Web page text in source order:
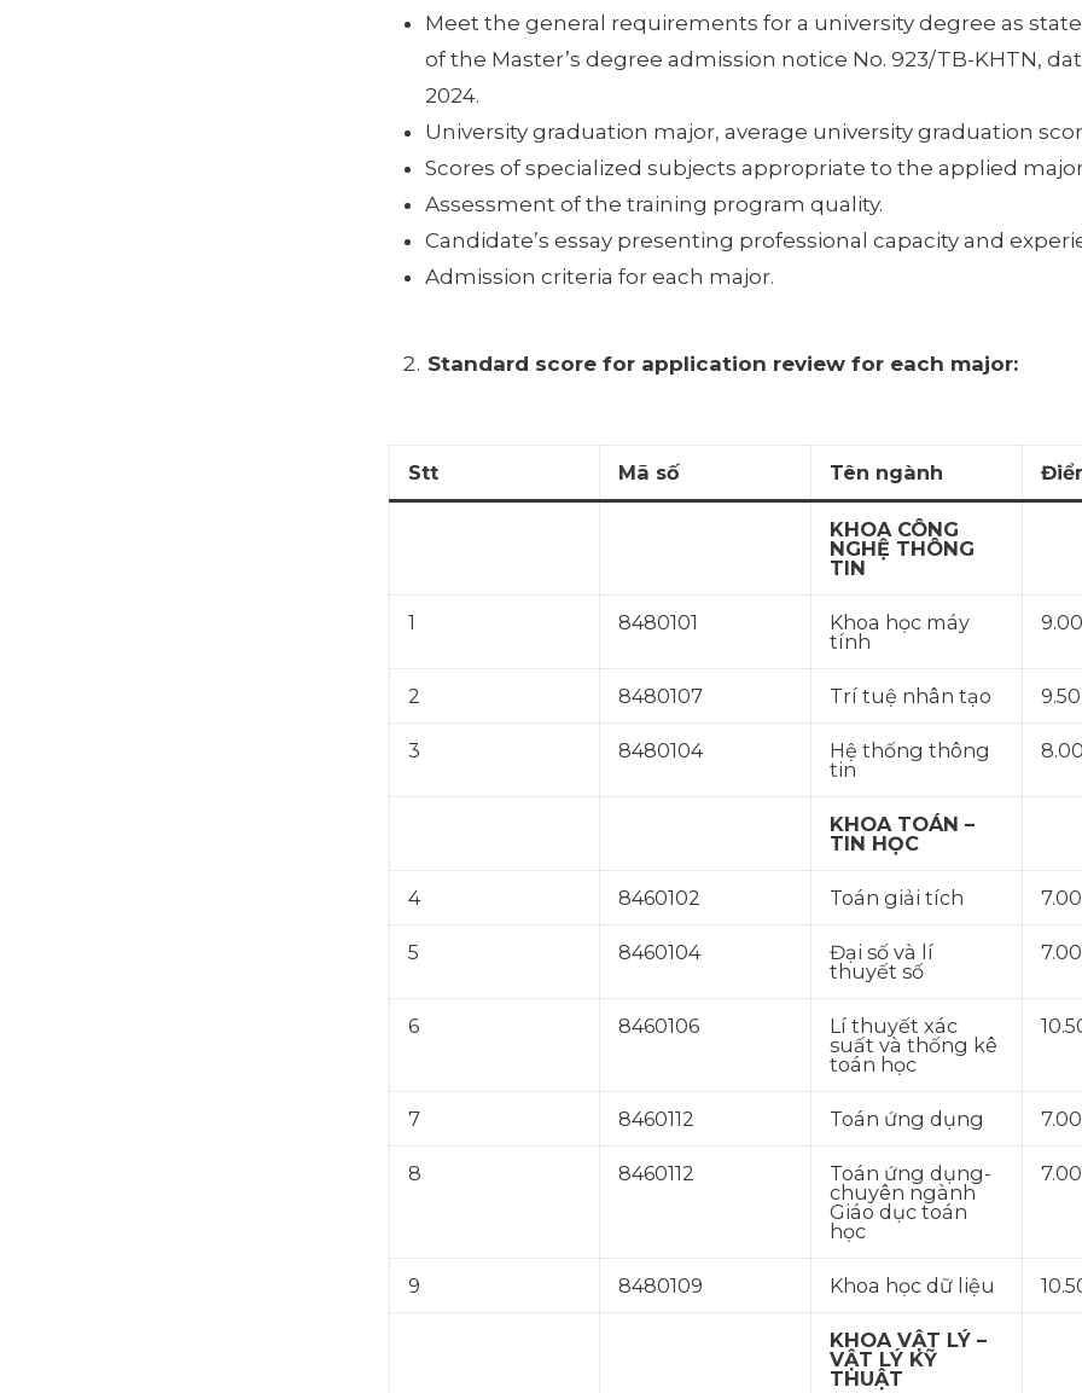
Meet the general requirements for a university degree as
of the Master’s degree admission notice No. 923/TB-KHTN,
2024.
University graduation major, average university graduation
Scores of specialized subjects appropriate to the applied
Assessment of the training program quality.
Candidate’s essay presenting professional capacity and
Admission criteria for each major.
Standard score for application review for each major:
Stt Mã số Tên ngành
KHOA CÔNG
NGHỆ THÔNG
TIN
1 8480101
Khoa học máy
tính
9.00
2 8480107 Trí tuệ nhân tạo 9.50
3 8480104
Hệ thống thông
tin
KHOA TOÁN –
TIN HỌC
4 8460102 Toán giải tích 7.00
5 8460104
Đại số và lí
thuyết số
7.00
6 8460106
Lí thuyết xác
suất và thống kê
toán học
7 8460112 Toán ứng dụng 7.00
8 8460112
Toán ứng dụng-
chuyên ngành
Giáo dục toán
học
7.00
9 8480109 Khoa học dữ liệu
KHOA VẬT LÝ –
VẬT LÝ KỸ
THUẬT